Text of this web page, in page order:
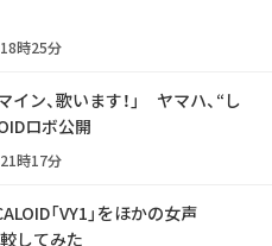
時25分
イン、歌います！」 ヤマハ、“し
ロボ公開
時17分
「VY1」をほかの女声
してみた